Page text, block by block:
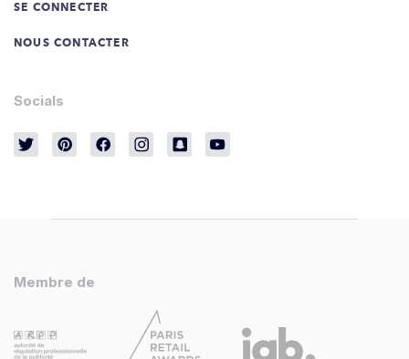
SE CONNECTER
NOUS CONTACTER
Socials
Membre de